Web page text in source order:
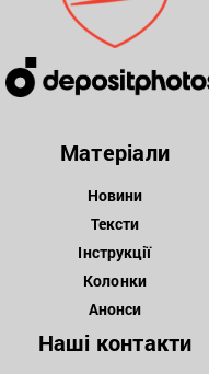
Матеріали
Новини
Тексти
Інструкції
Колонки
Анонси
Наші контакти